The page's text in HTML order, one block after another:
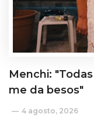
Menchi:
me da besos"
4 agosto, 2026